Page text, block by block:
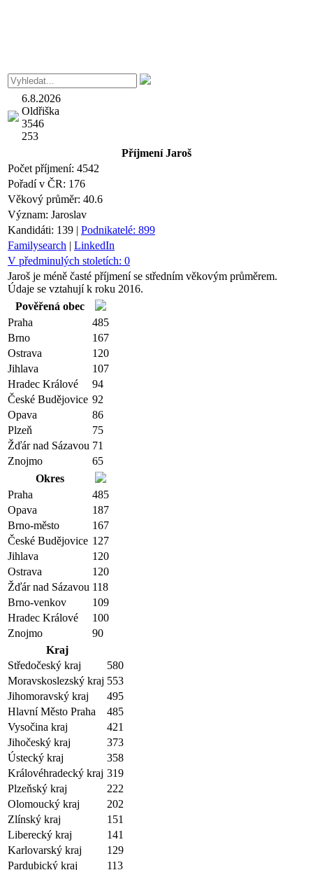
6.8.2026
Oldřiška
3546
253
PříjmeníJaroš
Počet příjmení: 4542
Pořadí v ČR: 176
Věkový průměr: 40.6
Význam: Jaroslav
Kandidáti: 139 | Podnikatelé: 899
Familysearch | LinkedIn
V předminulých stoletích: 0
Jaroš je méně časté příjmení se středním věkovým průměrem.
Údaje se vztahují k roku 2016.
Pověřená obec
Praha
485
Brno
167
Ostrava
120
Jihlava
107
Hradec Králové
94
České Budějovice 92
Opava
86
Plzeň
75
Žďár nad Sázavou 71
Znojmo
65
Okres
Praha
485
Opava
187
Brno-město
167
České Budějovice 127
Jihlava
120
Ostrava
120
Žďár nad Sázavou 118
Brno-venkov
109
Hradec Králové
100
Znojmo
90
Kraj
Středočeský kraj
580
Moravskoslezský kraj 553
Jihomoravský kraj
495
Hlavní Město Praha
485
Vysočina kraj
421
Jihočeský kraj
373
Ústecký kraj
358
Královéhradecký kraj 319
Plzeňský kraj
222
Olomoucký kraj
202
Zlínský kraj
151
Liberecký kraj
141
Karlovarský kraj
129
Pardubický kraj
113